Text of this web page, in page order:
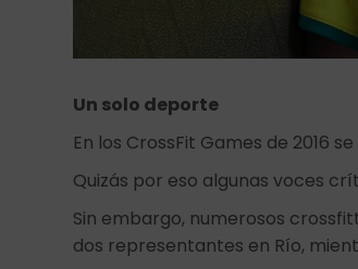
Un solo deporte
En los CrossFit Games de 2016
Quizás por eso algunas voces
Sin embargo, numerosos
dos representantes en Río,